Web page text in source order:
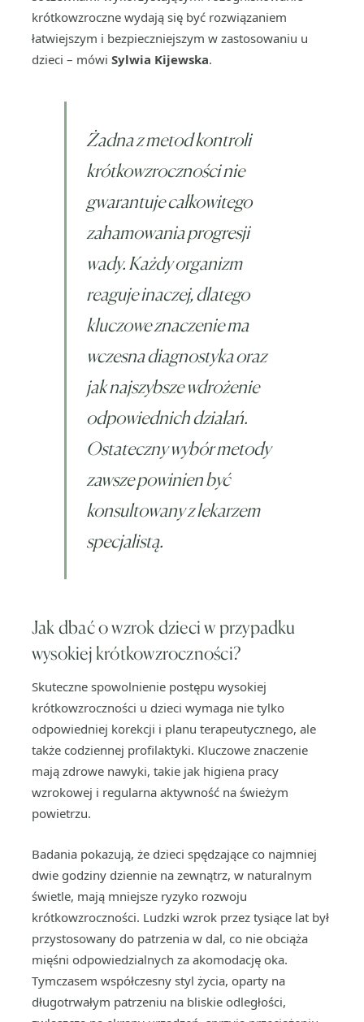
krótkowzroczne wydają się być rozwiązaniem
łatwiejszym i bezpieczniejszym w zastosowaniu u
dzieci – mówi Sylwia Kijewska.
Żadna z metod kontroli
krótkowzroczności nie
gwarantuje całkowitego
zahamowania progresji
wady. Każdy organizm
reaguje inaczej, dlatego
kluczowe znaczenie ma
wczesna diagnostyka oraz
jak najszybsze wdrożenie
odpowiednich działań.
Ostateczny wybór metody
zawsze powinien być
konsultowany z lekarzem
specjalistą.
Jak dbać o wzrok dzieci w przypadku
wysokiej krótkowzroczności?
Skuteczne spowolnienie postępu wysokiej
krótkowzroczności u dzieci wymaga nie tylko
odpowiedniej korekcji i planu terapeutycznego, ale
także codziennej profilaktyki. Kluczowe znaczenie
mają zdrowe nawyki, takie jak higiena pracy
wzrokowej i regularna aktywność na świeżym
powietrzu.
Badania pokazują, że dzieci spędzające co najmniej
dwie godziny dziennie na zewnątrz, w naturalnym
świetle, mają mniejsze ryzyko rozwoju
krótkowzroczności. Ludzki wzrok przez tysiące lat był
przystosowany do patrzenia w dal, co nie obciąża
mięśni odpowiedzialnych za akomodację oka.
Tymczasem współczesny styl życia, oparty na
długotrwałym patrzeniu na bliskie odległości,